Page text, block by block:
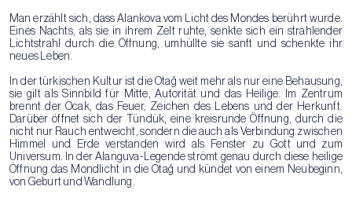
Man erzählt sich, dass Alankova vom Licht des Mondes berührt wurde.
Eines Nachts, als sie in ihrem Zelt ruhte, senkte sich ein strahlender
Lichtstrahl durch die Öffnung, umhüllte sie sanft und schenkte ihr
neues Leben.
In der türkischen Kultur ist die Otağ weit mehr als nur eine Behausung,
sie gilt als Sinnbild für Mitte, Autorität und das Heilige. Im Zentrum
brennt der Ocak, das Feuer, Zeichen des Lebens und der Herkunft.
Darüber öffnet sich der Tündük, eine kreisrunde Öffnung, durch die
nicht nur Rauch entweicht, sondern die auch als Verbindung zwischen
Himmel und Erde verstanden wird als Fenster zu Gott und zum
Universum. In der Alanguva-Legende strömt genau durch diese heilige
Öffnung das Mondlicht in die Otağ und kündet von einem Neubeginn,
von Geburt und Wandlung.